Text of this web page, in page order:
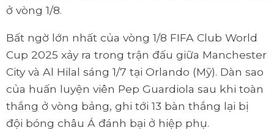
ở vòng 1/8.
Bất ngờ lớn nhất của vòng 1/8 FIFA Club World
Cup 2025 xảy ra trong trận đấu giữa Manchester
City và Al Hilal sáng 1/7 tại Orlando (Mỹ). Dàn sao
của huấn luyện viên Pep Guardiola sau khi toàn
thắng ở vòng bảng, ghi tới 13 bàn thắng lại bị
đội bóng châu Á đánh bại ở hiệp phụ.